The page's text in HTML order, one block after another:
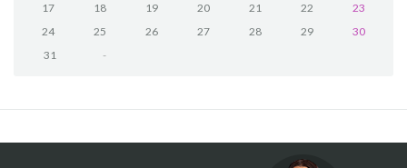
17
18 19 20 21 22
23
24
25 26 27 28 29
30
31
-